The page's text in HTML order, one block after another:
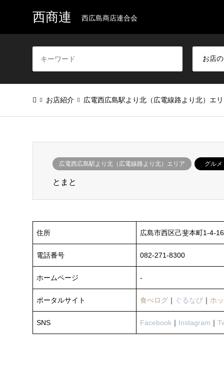
西商連 西広島商店連合会
お店紹介 広電西広島駅より北（広電線路より北）エ
広電西広島駅より北（広電線路より北）エリア グルメ
とまと
住所 広島市西区己斐本町1-4-16
電話番号 082-271-8300
ホームページ ‐
ポータルサイト 食べログ ｜ ぐるなび ｜ ホ
SNS Facebook ｜ Instagram ｜